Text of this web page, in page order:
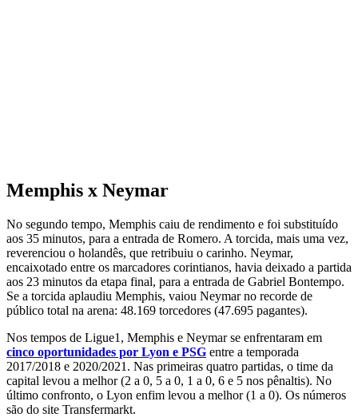
Memphis x Neymar
No segundo tempo, Memphis caiu de rendimento e foi substituído
aos 35 minutos, para a entrada de Romero. A torcida, mais uma vez,
reverenciou o holandês, que retribuiu o carinho. Neymar,
encaixotado entre os marcadores corintianos, havia deixado a partida
aos 23 minutos da etapa final, para a entrada de Gabriel Bontempo.
Se a torcida aplaudiu Memphis, vaiou Neymar no recorde de
público total na arena: 48.169 torcedores (47.695 pagantes).
Nos tempos de Ligue1, Memphis e Neymar se enfrentaram em
cinco oportunidades por Lyon e PSG entre a temporada
2017/2018 e 2020/2021. Nas primeiras quatro partidas, o time da
capital levou a melhor (2 a 0, 5 a 0, 1 a 0, 6 e 5 nos pênaltis). No
último confronto, o Lyon enfim levou a melhor (1 a 0). Os números
são do site Transfermarkt.